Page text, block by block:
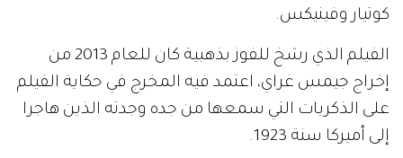
كوتيار وفينيكس.
الفيلم الذي رشخ للفوز بذهبية كان للعام 2013 من
إخراج جيمس غراي، اعتمد فيه المخرج في حكاية الفيلم
على الذكريات التي سمعها من جده وجدته الذين هاجرا
إلى أميركا سنة 1923.